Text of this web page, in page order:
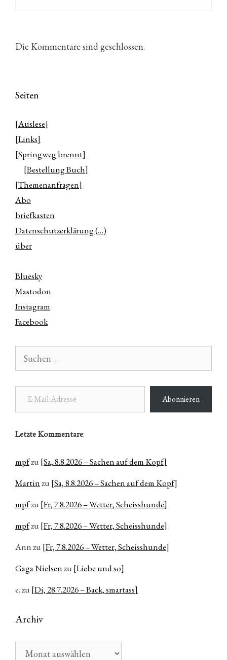
Die Kommentare sind geschlossen.
Seiten
[Auslese]
[Links]
[Springweg brennt]
[Bestellung Buch]
[Themenanfragen]
Abo
briefkasten
Datenschutzerklärung (…)
über
Bluesky
Mastodon
Instagram
Facebook
nach:
E-Mail-Adresse
Abonnieren
Letzte Kommentare:
mpfzu [Sa, 8.8.2026 – Sachen auf dem Kopf]
Martinzu [Sa, 8.8.2026 – Sachen auf dem Kopf]
mpfzu [Fr, 7.8.2026 – Wetter, Scheisshunde]
mpfzu [Fr, 7.8.2026 – Wetter, Scheisshunde]
Annzu [Fr, 7.8.2026 – Wetter, Scheisshunde]
Gaga Nielsenzu [Liebe und so]
e.zu [Di, 28.7.2026 – Back, smartass]
Archiv